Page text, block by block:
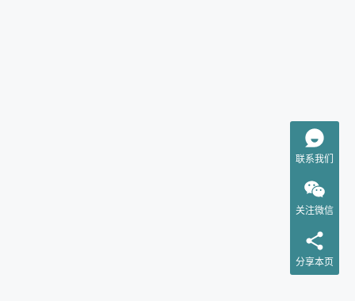
联系我们
关注微信
分享本页